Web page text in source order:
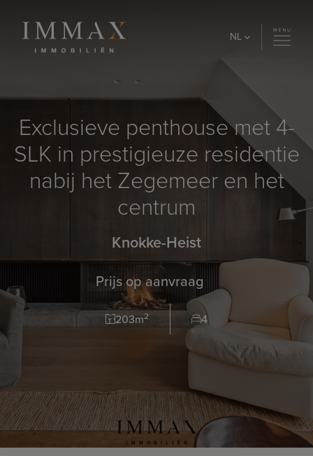
NL
Exclusieve penthouse met 4-
SLK in prestigieuze residentie
nabij het Zegemeer en het
centrum
Knokke-Heist
Prijs op aanvraag
203m2 4